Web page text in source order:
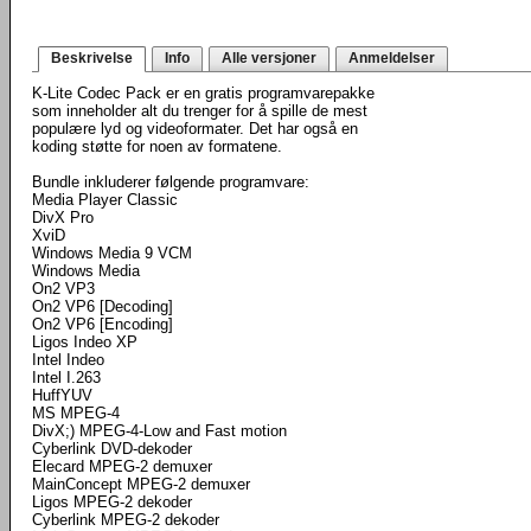
Beskrivelse Info Alle versjoner Anmeldelser
K-Lite Codec Pack er en gratis programvarepakke
som inneholder alt du trenger for å spille de mest
populære lyd og videoformater. Det har også en
koding støtte for noen av formatene.
Bundle inkluderer følgende programvare:
Media Player Classic
DivX Pro
XviD
Windows Media 9 VCM
Windows Media
On2 VP3
On2 VP6 [Decoding]
On2 VP6 [Encoding]
Ligos Indeo XP
Intel Indeo
Intel I.263
HuffYUV
MS MPEG-4
DivX;) MPEG-4-Low and Fast motion
Cyberlink DVD-dekoder
Elecard MPEG-2 demuxer
MainConcept MPEG-2 demuxer
Ligos MPEG-2 dekoder
Cyberlink MPEG-2 dekoder